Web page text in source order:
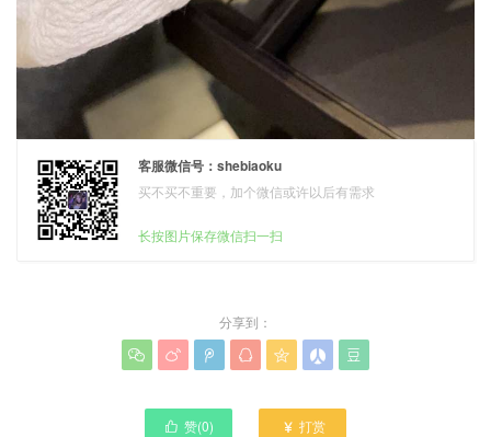
客服微信号：shebiaoku
买不买不重要，加个微信或许以后有需求
长按图片保存微信扫一扫
分享到：
      
 赞(0)  打赏